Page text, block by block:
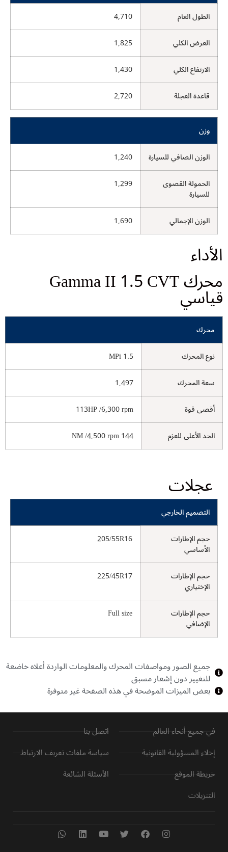
الطول العام
4,710
العرض الكلي
1,825
الارتفاع الكلي
1,430
قاعدة العجلة
2,720
وزن
الوزن الصافي للسيارة
1,240
الحمولة القصوى
للسيارة
1,299
الوزن الإجمالي 1,690
الأداء
محرك Gamma II 1.5 CVTقياسي
محرك
نوع المحرك
1.5 MPi
سعة المحرك
1,497
أقصى قوة
113HP /6,300 rpm
الحد الأعلى للعزم
144 NM /4,500 rpm
عجلات
التصميم الخارجي
حجم الإطارات
الأساسي
205/55R16
حجم الإطارات
الإختياري
225/45R17
حجم الإطارات
الإضافي
Full size
جميع الصور ومواصفات المحرك والمعلومات الواردة أعلاه خاضعة
للتغيير دون إشعار مسبق
بعض الميزات الموضحة في هذه الصفحة غير متوفرة
في جميع أنحاء العالم
إخلاء المسؤولية القانونية
خريطة الموقع
التنزيلات
اتصل بنا
سياسة ملفات تعريف الارتباط
الأسئلة الشائعة